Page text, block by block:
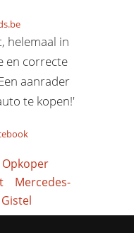
helemaal in
en correcte
aanrader
te kopen!'
Opkoper
Mercedes-